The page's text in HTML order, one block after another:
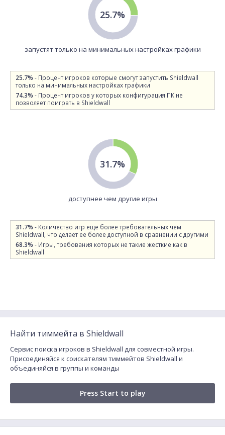
25.7%
запустят только на минимальных настройках графики
25.7% - Процент игроков которые смогут запустить Shieldwall
только на минимальных настройках графики
74.3% - Процент игроков у которых конфигурация ПК не
позволяет поиграть в Shieldwall
31.7%
доступнее чем другие игры
31.7% - Количество игр еще более требовательных чем
Shieldwall, что делает ее более доступной в сравнении с другими
68.3% - Игры, требования которых не такие жесткие как в
Shieldwall
Найти тиммейта в Shieldwall
Сервис поиска игроков в Shieldwall для совместной игры.
Присоединяйся к соискателям тиммейтов Shieldwall и
объединяйся в группы и команды
Press Start to play